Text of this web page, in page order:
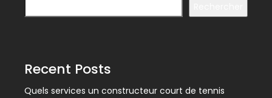
Recent Posts
Quels services un constructeur court de tennis